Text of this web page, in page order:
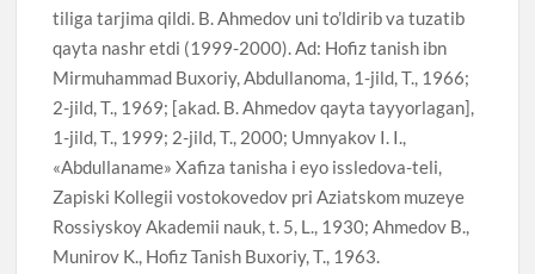
tiliga tarjima qildi. B. Ahmedov uni to’ldirib va tuzatib
qayta nashr etdi (1999-2000). Ad: Hofiz tanish ibn
Mirmuhammad Buxoriy, Abdullanoma, 1-jild, T., 1966;
2-jild, T., 1969; [akad. B. Ahmedov qayta tayyorlagan],
1-jild, T., 1999; 2-jild, T., 2000; Umnyakov I. I.,
«Abdullaname» Xafiza tanisha i eyo issledova-teli,
Zapiski Kollegii vostokovedov pri Aziatskom muzeye
Rossiyskoy Akademii nauk, t. 5, L., 1930; Ahmedov B.,
Munirov K., Hofiz Tanish Buxoriy, T., 1963.